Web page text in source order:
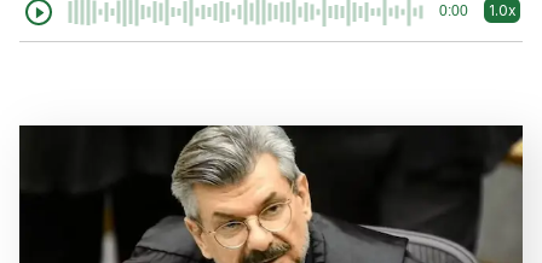
0:00 1.0x